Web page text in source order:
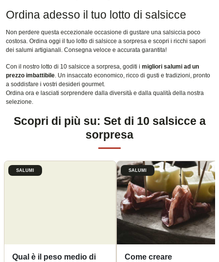
Ordina adesso il tuo lotto di salsicce
Non perdere questa eccezionale occasione di gustare una salsiccia poco
costosa. Ordina oggi il tuo lotto di salsicce a sorpresa e scopri i ricchi sapori
dei salumi artigianali. Consegna veloce e accurata garantita!
Con il nostro lotto di 10 salsicce a sorpresa, goditi i migliori salumi ad un
prezzo imbattibile . Un insaccato economico, ricco di gusti e tradizioni, pronto
a soddisfare i vostri desideri gourmet.
Ordina ora e lasciati sorprendere dalla diversità e dalla qualità della nostra
selezione.
Scopri di più su: Set di 10 salsicce a
sorpresa
SALUMI
Qual è il peso medio di
SALUMI
Come creare